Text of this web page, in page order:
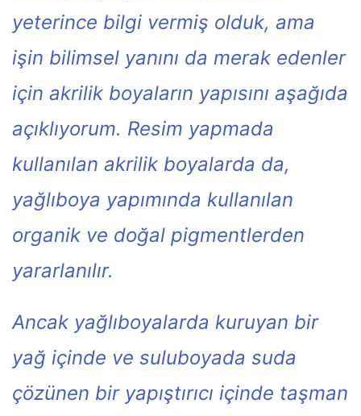
yeterince bilgi vermiş olduk, ama
işin bilimsel yanını da merak edenler
için akrilik boyaların yapısını aşağıda
açıklıyorum. Resim yapmada
kullanılan akrilik boyalarda da,
yağlıboya yapımında kullanılan
organik ve doğal pigmentlerden
yararlanılır.
Ancak yağlıboyalarda kuruyan bir
yağ içinde ve suluboyada suda
çözünen bir yapıştırıcı içinde taşman